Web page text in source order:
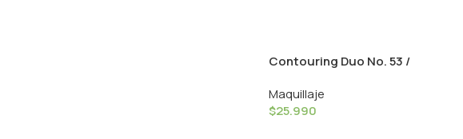
Contouring Duo No. 53 /
Maquillaje
$25.990